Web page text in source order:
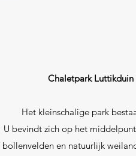
Chaletpark
Het kleinschalige park
U bevindt zich op het
bollenvelden en natuurlijk